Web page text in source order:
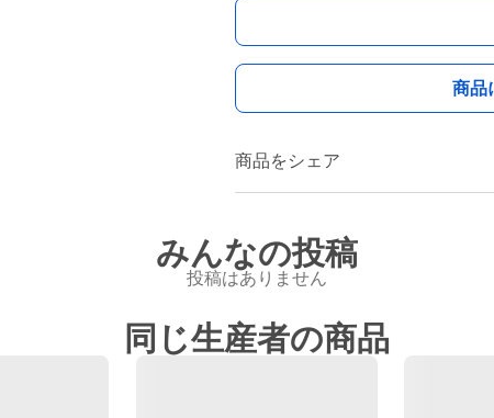
商品
商品をシェア
みんなの投稿
投稿はありません
同じ生産者の商品